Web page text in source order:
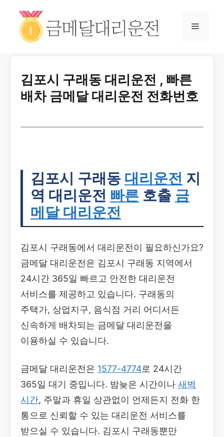
김포시 구래동 대리운전 , 빠른
배차 금메달 대리운전 전화번호
김포시 구래동 대리운전 지
역 대리운전 빠른 호출 금
메달 대리운전
김포시 구래동에서 대리운전이 필요하신가요?
금메달 대리운전은 김포시 구래동 지역에서
24시간 365일 빠르고 안전한 대리운전
서비스를 제공하고 있습니다. 구래동의
주택가, 상업지구, 음식점 거리 어디서든
신속하게 배차되는 금메달 대리운전을
이용하실 수 있습니다.
금메달 대리운전은 1577-4774로 24시간
365일 대기 중입니다. 밤늦은 시간이나 새벽
시간, 주말과 휴일 상관없이 언제든지 전화 한
통으로 신뢰할 수 있는 대리운전 서비스를
받으실 수 있습니다. 김포시 구래동뿐만